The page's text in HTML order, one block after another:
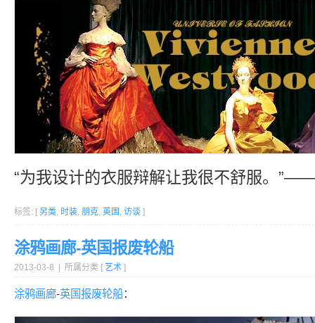
“为我设计的衣服辩解让我很不舒服。
标签: [ 另类, 时装, 朋克, 英国 , 访谈 ]
涂鸦画廊-英国报废轮船
2013-03-8 | 所属分类 [ 艺术 ]
涂鸦画廊-英国报废轮船：